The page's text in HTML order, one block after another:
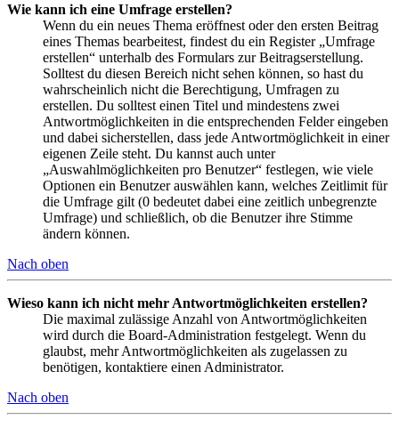
Wie kann ich eine Umfrage erstellen?
Wenn du ein neues Thema eröffnest oder den ersten Beitrag
eines Themas bearbeitest, findest du ein Register „Umfrage
erstellen“ unterhalb des Formulars zur Beitragserstellung.
Solltest du diesen Bereich nicht sehen können, so hast du
wahrscheinlich nicht die Berechtigung, Umfragen zu
erstellen. Du solltest einen Titel und mindestens zwei
Antwortmöglichkeiten in die entsprechenden Felder eingeben
und dabei sicherstellen, dass jede Antwortmöglichkeit in einer
eigenen Zeile steht. Du kannst auch unter
„Auswahlmöglichkeiten pro Benutzer“ festlegen, wie viele
Optionen ein Benutzer auswählen kann, welches Zeitlimit für
die Umfrage gilt (0 bedeutet dabei eine zeitlich unbegrenzte
Umfrage) und schließlich, ob die Benutzer ihre Stimme
ändern können.
Nach oben
Wieso kann ich nicht mehr Antwortmöglichkeiten erstellen?
Die maximal zulässige Anzahl von Antwortmöglichkeiten
wird durch die Board-Administration festgelegt. Wenn du
glaubst, mehr Antwortmöglichkeiten als zugelassen zu
benötigen, kontaktiere einen Administrator.
Nach oben